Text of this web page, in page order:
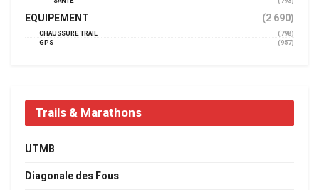
EQUIPEMENT (2 690)
CHAUSSURE TRAIL
(798)
GPS
(957)
Trails & Marathons
UTMB
Diagonale des Fous